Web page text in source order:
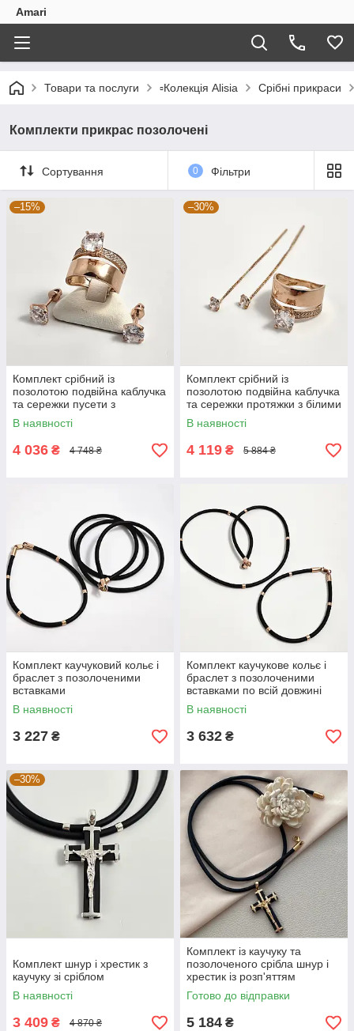
Amari
Товари та послуги ▫️Колекція Alisia Срібні прикраси
Комплекти прикрас позолочені
Сортування 0 Фільтри
–15%
Комплект срібний із
позолотою подвійна каблучка
та сережки пусети з
крупними фіанітами
В наявності
4 036 ₴ 4 748 ₴
–30%
Комплект срібний із
позолотою подвійна каблучка
та сережки протяжки з білими
фіанітами
В наявності
4 119 ₴ 5 884 ₴
Комплект каучуковий кольє і
браслет з позолоченими
вставками
В наявності
3 227 ₴
Комплект каучукове кольє і
браслет з позолоченими
вставками по всій довжині
В наявності
3 632 ₴
–30%
Комплект шнур і хрестик з
каучуку зі сріблом
В наявності
3 409 ₴ 4 870 ₴
Комплект із каучуку та
позолоченого срібла шнур і
хрестик із розп'яттям
Готово до відправки
5 184 ₴